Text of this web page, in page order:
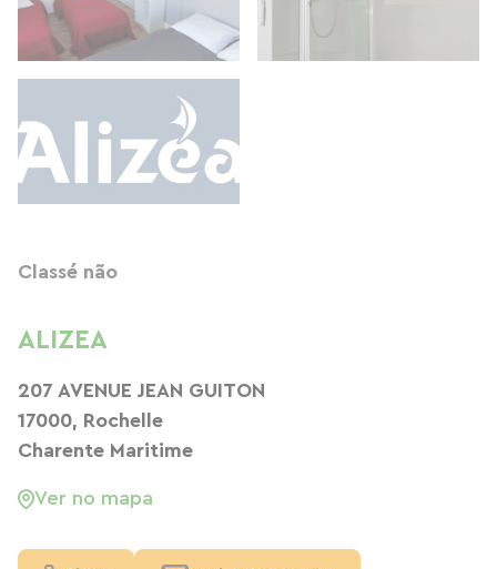
Classé não
ALIZEA
207 AVENUE JEAN GUITON
17000, Rochelle
Charente Maritime
Ver no mapa